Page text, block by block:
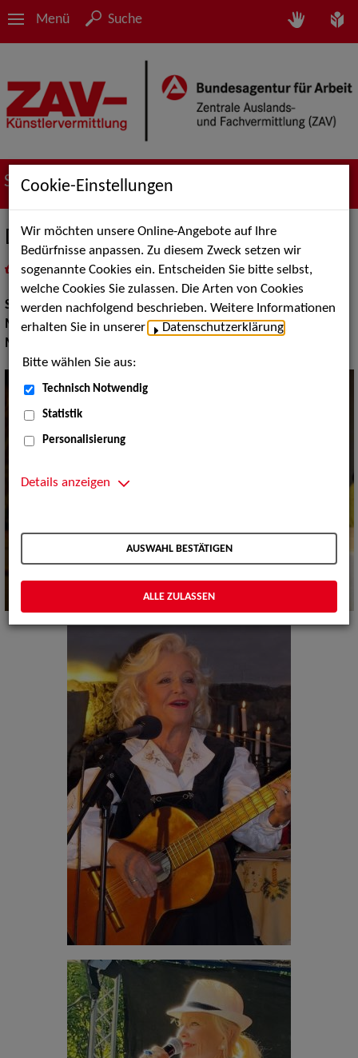
Menü Suche
Suche nach Künstler*innen
Dorit Gäbler
als PDF speichern
inMeine Merklistelegen
Show:Musik Shows
Moderation:Moderator / Moderatorin
Musik Shows:
Cookie-Einstellungen
Wir möchten unsere Online-Angebote auf Ihre
Bedürfnisse anpassen. Zu diesem Zweck setzen wir
sogenannte Cookies ein. Entscheiden Sie bitte selbst,
welche Cookies Sie zulassen. Die Arten von Cookies
werden nachfolgend beschrieben. Weitere Informationen
erhalten Sie in unserer
Datenschutzerklärung
Bitte wählen Sie aus:
Technisch Notwendig
Statistik
Personalisierung
Details anzeigen
AUSWAHL BESTÄTIGEN
ALLE ZULASSEN